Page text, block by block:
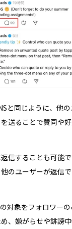
と同じように、他
送ることで賛同や
信することも可能
のユーザーが返信
対象をフォロワー
、嫌がらせや誹謗